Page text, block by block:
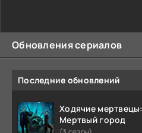
Обновления сериалов
Последние обновлений
Ходячие мертвецы:
Мертвый город